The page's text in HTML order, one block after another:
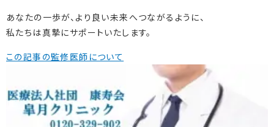
あなたの一歩が、より良い未来へつながるように、
私たちは真摯にサポートいたします。
この記事の監修医師について